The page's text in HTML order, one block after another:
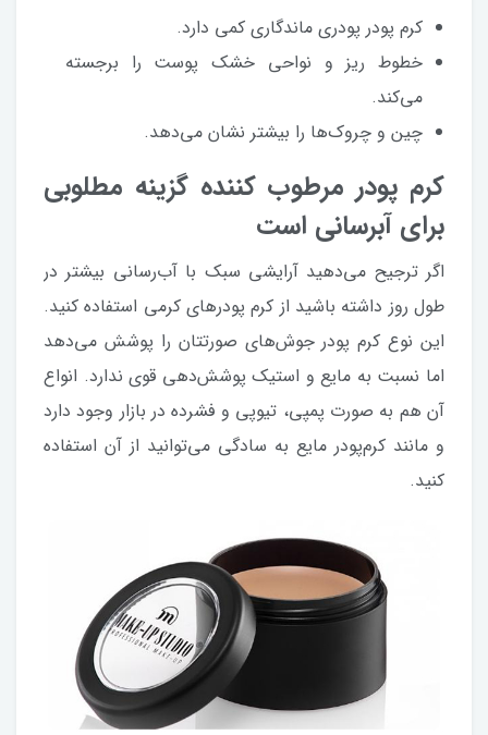
کرم پودر پودری ماندگاری کمی دارد.
خطوط ریز و نواحی خشک پوست را برجسته
می‌کند.
چین و چروک‌ها را بیشتر نشان می‌دهد.
کرم پودر مرطوب کننده گزینه مطلوبی
برای آبرسانی است
اگر ترجیح می‌دهید آرایشی سبک با آب‌رسانی بیشتر در
طول روز داشته باشید از کرم پودر‌های کرمی استفاده کنید.
این نوع کرم پودر جوش‌های صورتتان را پوشش می‌دهد
اما نسبت به مایع و استیک پوشش‌دهی قوی ندارد. انواع
آن هم به صورت پمپی، تیوپی و فشرده در بازار وجود دارد
و مانند کرم‌پودر مایع به سادگی می‌توانید از آن استفاده
کنید.